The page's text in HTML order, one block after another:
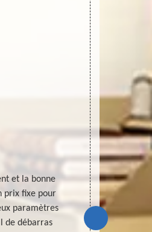
et la bonne
prix fixe pour
paramètres
de débarras
Le
uniquement
de garantir
réaliser